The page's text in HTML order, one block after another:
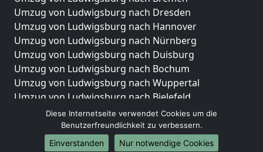
Umzug von Ludwigsburg nach Dresden
Umzug von Ludwigsburg nach Hannover
Umzug von Ludwigsburg nach Nürnberg
Umzug von Ludwigsburg nach Duisburg
Umzug von Ludwigsburg nach Bochum
Umzug von Ludwigsburg nach Wuppertal
Umzug von Ludwigsburg nach Bielefeld
Umzug von Ludwigsburg nach Bonn
Umzug von Ludwigsburg nach Münster
Internationale-Umzüge
Diese Internetseite verwendet Cookies um die
Benutzerfreundlichkeit zu verbessern.
Einverstanden
Nur notwendige Cookies